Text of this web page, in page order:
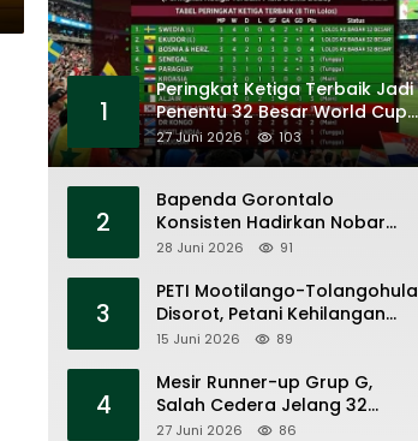
1
Peringkat Ketiga Terbaik Jadi
Penentu 32 Besar World Cup
2026
27 Juni 2026 103
2
Bapenda Gorontalo
Konsisten Hadirkan Nobar
Piala Dunia, Layanan Pajak,
28 Juni 2026 91
3
PETI Mootilango-Tolangohula
Disorot, Petani Kehilangan
Lahan Saat Pemerintah Fokus
15 Juni 2026 89
4
Mesir Runner-up Grup G,
Salah Cedera Jelang 32
Besar
27 Juni 2026 86